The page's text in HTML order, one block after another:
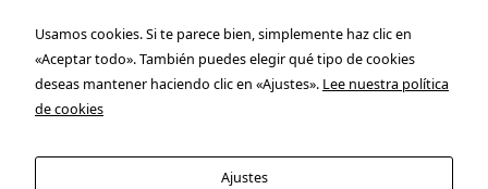
E-mail*
Por favor, acepta nuestra
Usamos cookies. Si te parece bien, simplemente haz clic en
«Aceptar todo». También puedes elegir qué tipo de cookies
deseas mantener haciendo clic en «Ajustes». Lee nuestra política
de cookies
Ajustes